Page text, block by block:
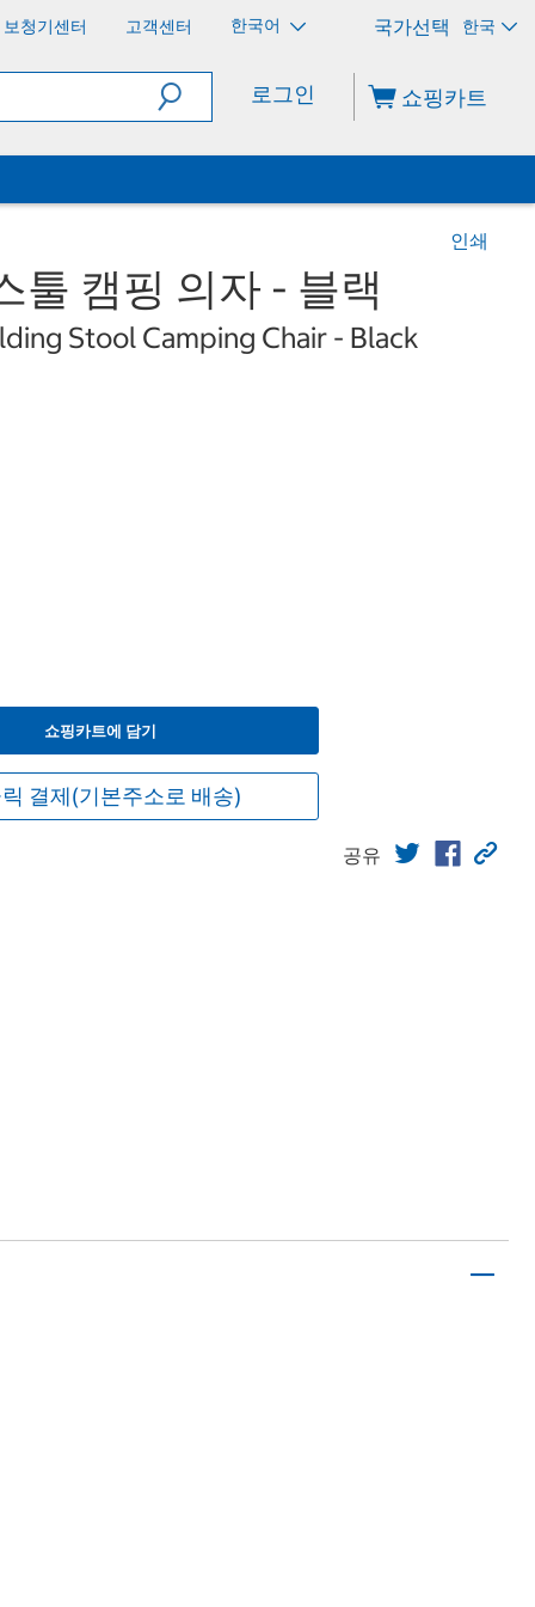
보청기센터 고객센터 한국어 한국
로그인 쇼핑카트
인쇄
툴 캠핑 의자 - 블랙
Stool Camping Chair - Black
쇼핑카트에 담기
결제(기본주소로 배송)
공유